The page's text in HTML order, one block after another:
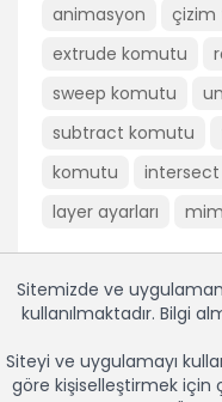
Mekanik parça
4dk
Mekanik parça
3dk
Mekanik parça
5dk
Mekanik parça
4dk
Mekanik parça
2dk
animasyon
çizim
extrude komutu
sweep komutu
subtract komutu
komutu
layer ayarları
Sitemizde ve
kullanılmaktadır. Bilgi
Siteyi ve uygulamayı
göre kişiselleştirmek için